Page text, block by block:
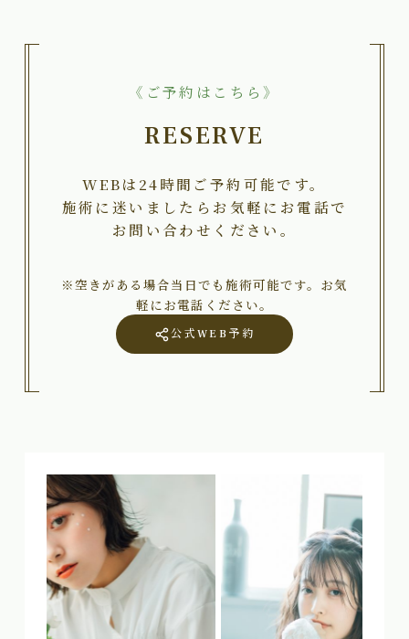
《ご予約はこちら》
RESERVE
WEBは24時間ご予約可能です。
施術に迷いましたらお気軽にお電話で
お問い合わせください。
※空きがある場合当日でも施術可能です。お気
軽にお電話ください。
公式WEB予約